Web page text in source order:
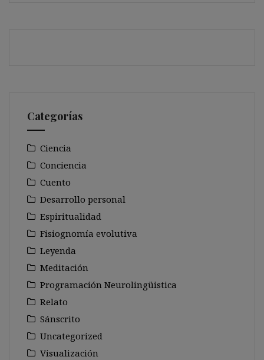
Categorías
Ciencia
Conciencia
Cuento
Desarrollo personal
Espiritualidad
Fisiognomía evolutiva
Leyenda
Meditación
Programación Neurolingüistica
Relato
Sánscrito
Uncategorized
Visualización